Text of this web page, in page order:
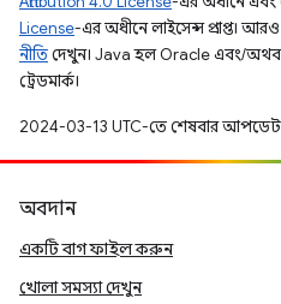
License-এর অধীনে লাইসেন্স প্রাপ্ত।
নীতিদেখুন। Java হল Oracle এবং/অথবা
ট্রেডমার্ক।
2024-03-13 UTC-তে শেষবার আপডেট
অবদান
একটি বাগ ফাইল করুন
খোলা সমস্যা দেখুন